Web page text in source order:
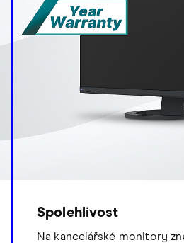
Spolehlivost
Na kancelářské monitory